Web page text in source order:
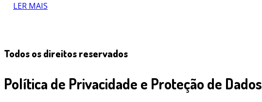
LER MAIS
Todos os direitos reservados
Política de Privacidade e Proteção de Dados